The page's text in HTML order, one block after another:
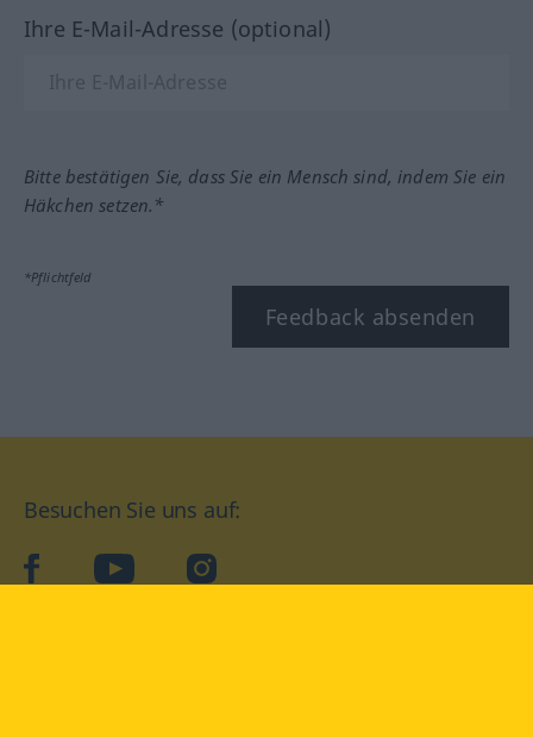
Ihre E-Mail-Adresse (optional)
Bitte bestätigen Sie, dass Sie ein Mensch sind, indem Sie ein
Häkchen setzen.*
*Pflichtfeld
Feedback absenden
Besuchen Sie uns auf:
facebookYouTube Instagram